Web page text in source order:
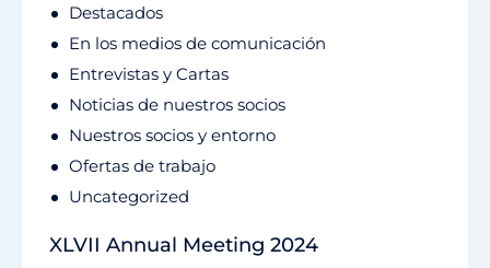
Destacados
En los medios de comunicación
Entrevistas y Cartas
Noticias de nuestros socios
Nuestros socios y entorno
Ofertas de trabajo
Uncategorized
XLVII Annual Meeting 2024